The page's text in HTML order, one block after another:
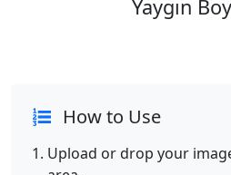
Yaygın
How to Use
Upload or drop your